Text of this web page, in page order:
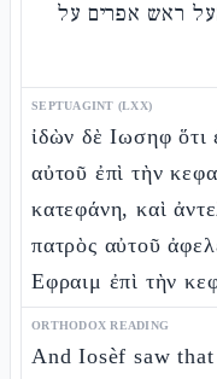
ראש אפרים על
SEPTUAGINT (LXX)
ἰδὼν δὲ Ιωσηφ ὅτι
αὐτοῦ ἐπὶ τὴν
κατεφάνη, καὶ
πατρὸς αὐτοῦ
Εφραιμ ἐπὶ τὴν
ORTHODOX READING
And Iosèf saw